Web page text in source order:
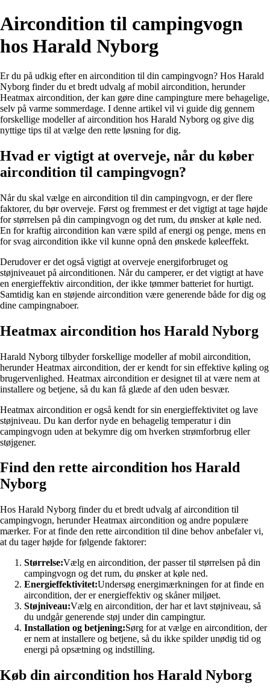
Aircondition til campingvogn
hos Harald Nyborg
Er du på udkig efter en aircondition til din campingvogn? Hos Harald
Nyborg finder du et bredt udvalg af mobil aircondition, herunder
Heatmax aircondition, der kan gøre dine campingture mere behagelige,
selv på varme sommerdage. I denne artikel vil vi guide dig gennem
forskellige modeller af aircondition hos Harald Nyborg og give dig
nyttige tips til at vælge den rette løsning for dig.
Hvad er vigtigt at overveje, når du køber
aircondition til campingvogn?
Når du skal vælge en aircondition til din campingvogn, er der flere
faktorer, du bør overveje. Først og fremmest er det vigtigt at tage højde
for størrelsen på din campingvogn og det rum, du ønsker at køle ned.
En for kraftig aircondition kan være spild af energi og penge, mens en
for svag aircondition ikke vil kunne opnå den ønskede køleeffekt.
Derudover er det også vigtigt at overveje energiforbruget og
støjniveauet på airconditionen. Når du camperer, er det vigtigt at have
en energieffektiv aircondition, der ikke tømmer batteriet for hurtigt.
Samtidig kan en støjende aircondition være generende både for dig og
dine campingnaboer.
Heatmax aircondition hos Harald Nyborg
Harald Nyborg tilbyder forskellige modeller af mobil aircondition,
herunder Heatmax aircondition, der er kendt for sin effektive køling og
brugervenlighed. Heatmax aircondition er designet til at være nem at
installere og betjene, så du kan få glæde af den uden besvær.
Heatmax aircondition er også kendt for sin energieffektivitet og lave
støjniveau. Du kan derfor nyde en behagelig temperatur i din
campingvogn uden at bekymre dig om hverken strømforbrug eller
støjgener.
Find den rette aircondition hos Harald
Nyborg
Hos Harald Nyborg finder du et bredt udvalg af aircondition til
campingvogn, herunder Heatmax aircondition og andre populære
mærker. For at finde den rette aircondition til dine behov anbefaler vi,
at du tager højde for følgende faktorer:
Størrelse:Vælg en aircondition, der passer til størrelsen på din
campingvogn og det rum, du ønsker at køle ned.
Energieffektivitet:Undersøg energimærkningen for at finde en
aircondition, der er energieffektiv og skåner miljøet.
Støjniveau:Vælg en aircondition, der har et lavt støjniveau, så
du undgår generende støj under din campingtur.
Installation og betjening:Sørg for at vælge en aircondition, der
er nem at installere og betjene, så du ikke spilder unødig tid og
energi på opsætning og indstilling.
Køb din aircondition hos Harald Nyborg